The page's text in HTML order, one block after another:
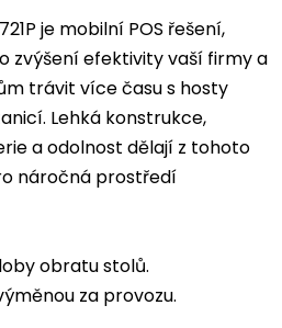
je mobilní POS řešení,
zvýšení efektivity vaší firmy a
trávit více času s hosty
Lehká konstrukce,
a odolnost dělají z tohoto
náročná prostředí
obratu stolů.
za provozu.